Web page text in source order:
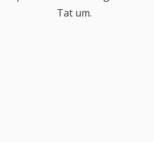
Tat um.